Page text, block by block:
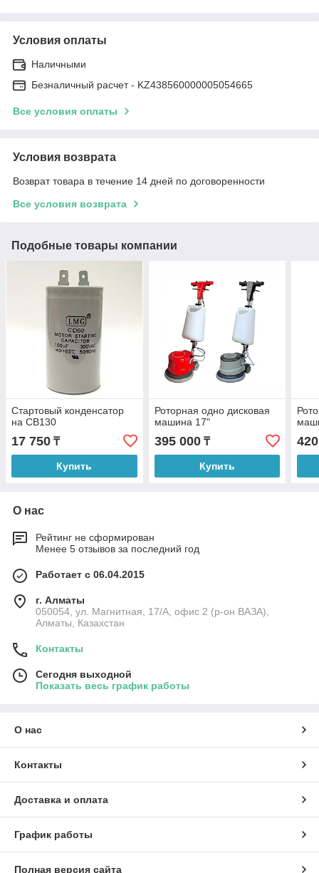
Условия оплаты
Наличными
Безналичный расчет - KZ438560000005054665
Все условия оплаты
Условия возврата
Возврат товара в течение 14 дней по договоренности
Все условия возврата
Подобные товары компании
Стартовый конденсатор
на СВ130
17 750 ₸
Купить
Роторная одно дисковая
машина 17"
395 000₸
Купить
О нас
Рейтинг не сформирован
Менее 5 отзывов за последний год
Работает с 06.04.2015
г. Алматы
050054, ул. Магнитная, 17/А, офис 2 (р-он ВАЗА),
Алматы, Казахстан
Контакты
Сегодня выходной
Показать весь график работы
О нас
Контакты
Доставка и оплата
График работы
Полная версия сайта